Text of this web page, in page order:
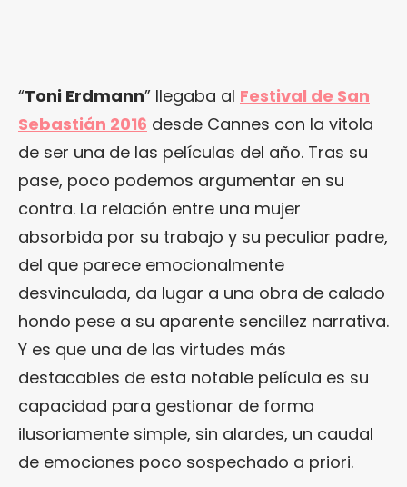
“Toni Erdmann” llegaba al Festival de San
Sebastián 2016 desde Cannes con la vitola
de ser una de las películas del año. Tras su
pase, poco podemos argumentar en su
contra. La relación entre una mujer
absorbida por su trabajo y su peculiar padre,
del que parece emocionalmente
desvinculada, da lugar a una obra de calado
hondo pese a su aparente sencillez narrativa.
Y es que una de las virtudes más
destacables de esta notable película es su
capacidad para gestionar de forma
ilusoriamente simple, sin alardes, un caudal
de emociones poco sospechado a priori.